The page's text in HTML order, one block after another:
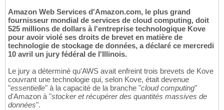
Amazon Web Services d'Amazon.com, le plus grand
fournisseur mondial de services de cloud computing, doit
525 millions de dollars à l'entreprise technologique Kove
pour avoir violé ses droits de brevet en matière de
technologie de stockage de données, a déclaré ce mercredi
10 avril un jury fédéral de l'Illinois.
Le jury a déterminé qu'AWS avait enfreint trois brevets de Kove
couvrant une technologie qui, selon Kove, était devenue
"essentielle" à la capacité de la branche "cloud computing"
d'Amazon à "stocker et récupérer des quantités massives de
données".